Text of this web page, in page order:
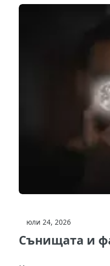
юли 24, 2026
Сънищата и